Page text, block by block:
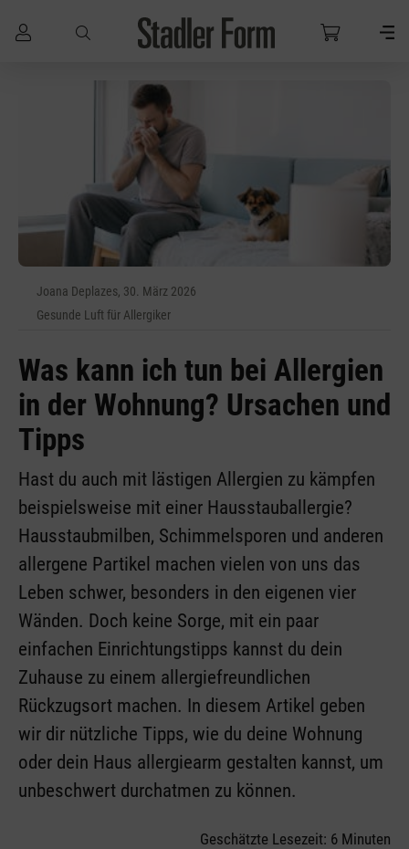
Zum Hauptinhalt springen
Joana Deplazes, 30. März 2026
Gesunde Luft für Allergiker
Was kann ich tun bei Allergien
in der Wohnung? Ursachen und
Tipps
Hast du auch mit lästigen Allergien zu kämpfen
beispielsweise mit einer Hausstauballergie?
Hausstaubmilben, Schimmelsporen und anderen
allergene Partikel machen vielen von uns das
Leben schwer, besonders in den eigenen vier
Wänden. Doch keine Sorge, mit ein paar
einfachen Einrichtungstipps kannst du dein
Zuhause zu einem allergiefreundlichen
Rückzugsort machen. In diesem Artikel geben
wir dir nützliche Tipps, wie du deine Wohnung
oder dein Haus allergiearm gestalten kannst, um
unbeschwert durchatmen zu können.
Geschätzte Lesezeit: 6 Minuten